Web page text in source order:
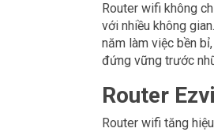
Router wifi không
với nhiều không
năm làm việc bền
đứng vững trước
Router
Router wifi tăng